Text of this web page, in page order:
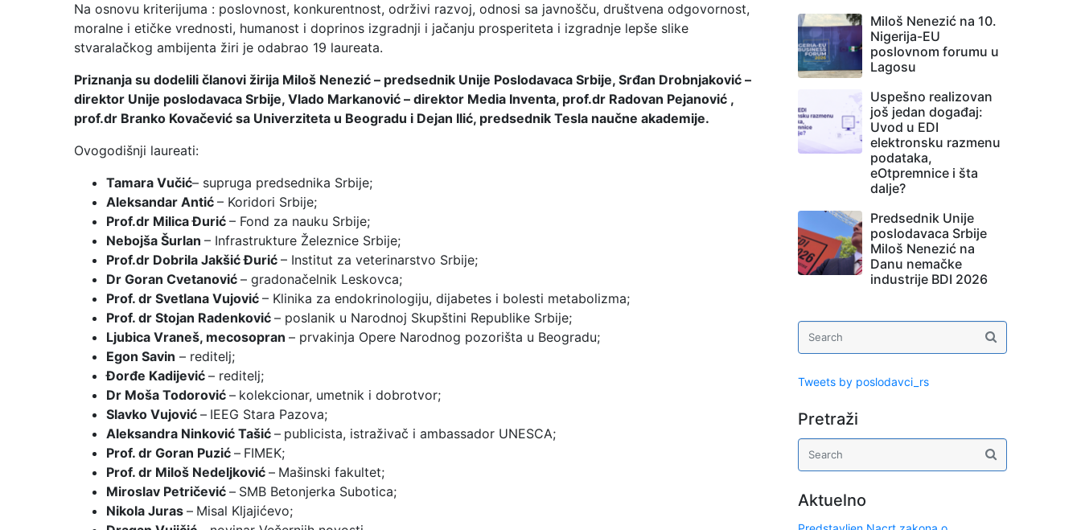
Na osnovu kriterijuma : poslovnost, konkurentnost, održivi razvoj, odnosi sa javnošču, društvena odgovornost,
moralne i etičke vrednosti, humanost i doprinos izgradnji i jačanju prosperiteta i izgradnje lepše slike
stvaralačkog ambijenta žiri je odabrao 19 laureata.
Priznanja su dodelili članovi žirija Miloš Nenezić – predsednik Unije Poslodavaca Srbije, Srđan Drobnjaković –
direktor Unije poslodavaca Srbije, Vlado Markanović – direktor Media Inventa, prof.dr Radovan Pejanović ,
prof.dr Branko Kovačević sa Univerziteta u Beogradu i Dejan Ilić, predsednik Tesla naučne akademije.
Ovogodišnji laureati:
Tamara Vučić– supruga predsednika Srbije;
Aleksandar Antić – Koridori Srbije;
Prof.dr Milica Đurić – Fond za nauku Srbije;
Nebojša Šurlan – Infrastrukture Železnice Srbije;
Prof.dr Dobrila Jakšić Đurić – Institut za veterinarstvo Srbije;
Dr Goran Cvetanović – gradonačelnik Leskovca;
Prof. dr Svetlana Vujović – Klinika za endokrinologiju, dijabetes i bolesti metabolizma;
Prof. dr Stojan Radenković – poslanik u Narodnoj Skupštini Republike Srbije;
Ljubica Vraneš, mecosopran – prvakinja Opere Narodnog pozorišta u Beogradu;
Egon Savin – reditelj;
Đorđe Kadijević – reditelj;
Dr Moša Todorović – kolekcionar, umetnik i dobrotvor;
Slavko Vujović – IEEG Stara Pazova;
Aleksandra Ninković Tašić – publicista, istraživač i ambassador UNESCA;
Prof. dr Goran Puzić – FIMEK;
Prof. dr Miloš Nedeljković – Mašinski fakultet;
Miroslav Petričević – SMB Betonjerka Subotica;
Nikola Juras – Misal Kljajićevo;
Miloš Nenezić na 10.
Nigerija-EU
poslovnom forumu u
Lagosu
Uspešno realizovan
još jedan događaj:
Uvod u EDI
elektronsku razmenu
podataka,
eOtpremnice i šta
dalje?
Predsednik Unije
poslodavaca Srbije
Miloš Nenezić na
Danu nemačke
industrije BDI 2026
Tweets by poslodavci_rs
Pretraži
Aktuelno